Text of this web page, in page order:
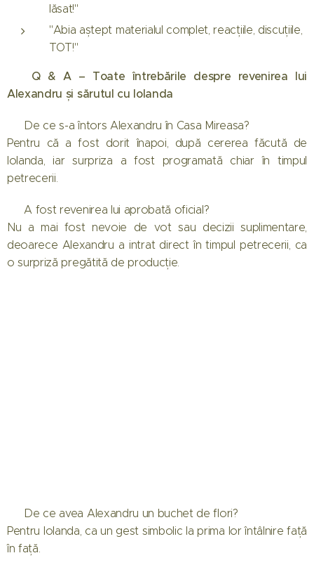
lăsat!"
"Abia aștept materialul complet, reacțiile, discuțiile,
TOT!"
❓ Q & A – Toate întrebările despre revenirea lui
Alexandru și sărutul cu Iolanda
❓ De ce s-a întors Alexandru în Casa Mireasa?
Pentru că a fost dorit înapoi, după cererea făcută de
Iolanda, iar surpriza a fost programată chiar în timpul
petrecerii.
❓ A fost revenirea lui aprobată oficial?
Nu a mai fost nevoie de vot sau decizii suplimentare,
deoarece Alexandru a intrat direct în timpul petrecerii, ca
o surpriză pregătită de producție.
❓ De ce avea Alexandru un buchet de flori?
Pentru Iolanda, ca un gest simbolic la prima lor întâlnire față
în față.